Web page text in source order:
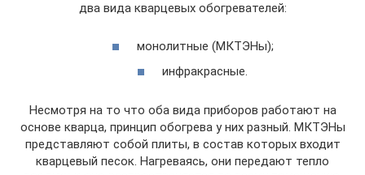
два вида кварцевых обогревателей:
монолитные (МКТЭНы);
инфракрасные.
Несмотря на то что оба вида приборов работают на
основе кварца, принцип обогрева у них разный. МКТЭНы
представляют собой плиты, в состав которых входит
кварцевый песок. Нагреваясь, они передают тепло